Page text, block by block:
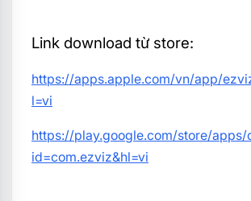
Link download từ store:
https://apps.apple.com/vn/app/
l=vi
https://play.google.com/store/apps/
id=com.ezviz&hl=vi